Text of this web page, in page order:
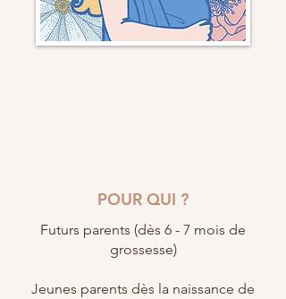
POUR QUI ?
Futurs parents (dès 6 - 7 mois de
grossesse)
Jeunes parents dès la naissance de